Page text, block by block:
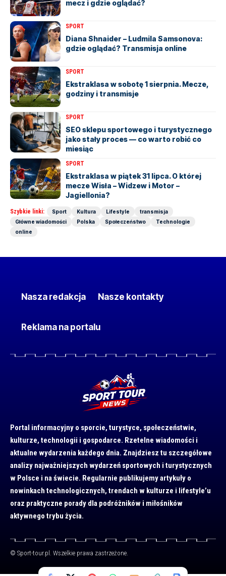
mecz i gdzie oglądać?
SPORT
Diana Shnaider – Ludmila Samsonova:
gdzie oglądać? Transmisja online
SPORT
Ekstraklasa w sobotę 1 sierpnia. Mecze,
godziny i transmisje
SPORT
SEO sklepu sportowego i turystycznego
jako stały proces — co warto robić co
miesiąc
SPORT
Ekstraklasa w piątek 31 lipca. O której
mecze Wisła – Widzew i Motor –
Jagiellonia?
Szybkie linki: Sport Kultura Lifestyle
transmisja
Główne wiadomości
Polska Społeczeństwo
Technologie
online
Nasza redakcja Nasze kontakty
Reklama na portalu
Portal informacyjny o sporcie, turystyce, społeczeństwie,
kulturze, technologii i gospodarce. Rzetelne wiadomości i
aktualne wydarzenia każdego dnia. Znajdziesz tu szczegółowe
analizy najważniejszych wydarzeń sportowych i turystycznych
w Polsce i na świecie. Regularnie publikujemy artykuły o
nowinkach technologicznych, trendach w kulturze i lifestyle’u
oraz praktyczne porady dla podróżników i miłośników
aktywnego trybu życia.
© Sport-tour.pl. Wszelkie prawa zastrzeżone.